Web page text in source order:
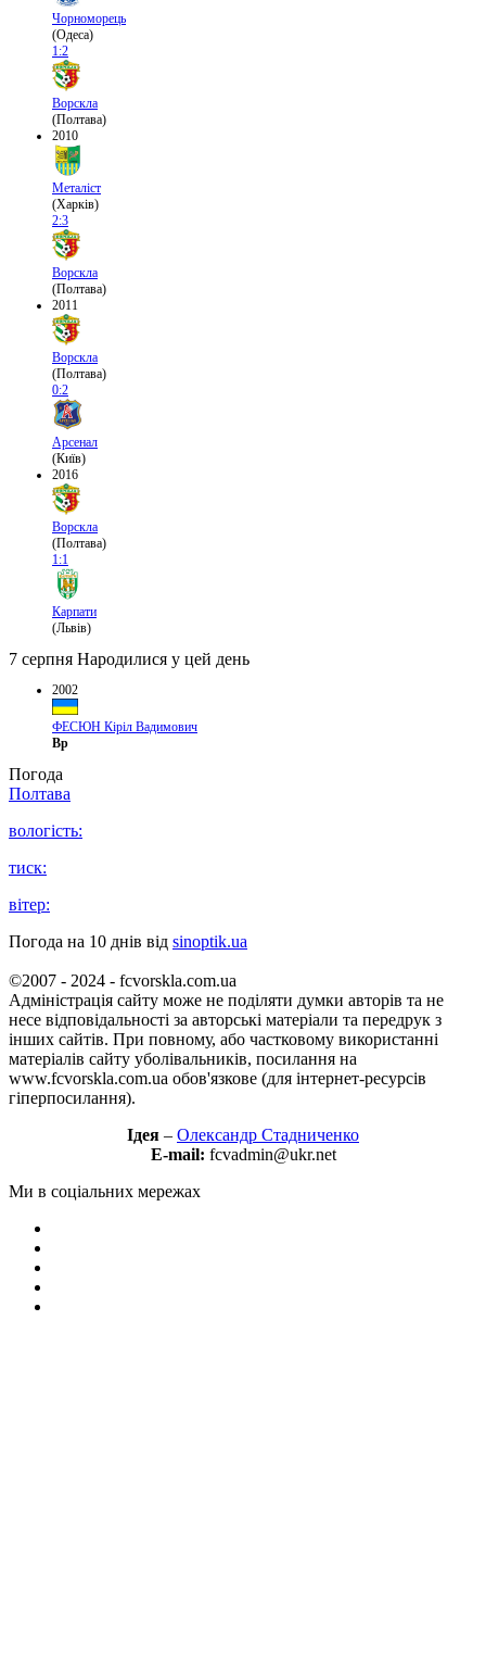
Чорноморець
(Одеса)
1:2
Ворскла
(Полтава)
2010
Металіст
(Харків)
2:3
Ворскла
(Полтава)
2011
Ворскла
(Полтава)
0:2
Арсенал
(Київ)
2016
Ворскла
(Полтава)
1:1
Карпати
(Львів)
7 серпня Народилися у цей день
2002
ФЕСЮН Кіріл Вадимович
Вр
Погода
Полтава
вологість:
тиск:
вітер:
Погода на 10 днів від sinoptik.ua
©2007 - 2024 - fcvorskla.com.ua
Адміністрація сайту може не поділяти думки авторів та не
несе відповідальності за авторські матеріали та передрук з
інших сайтів. При повному, або частковому використанні
матеріалів сайту уболівальників, посилання на
www.fcvorskla.com.ua обов'язкове (для інтернет-ресурсів
гіперпосилання).
Ідея – Олександр Стадниченко
E-mail: fcvadmin@ukr.net
Ми в соціальних мережах